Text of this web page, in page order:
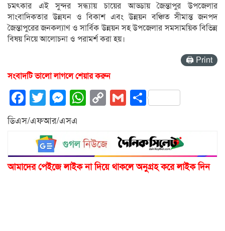
চমৎকার এই সুন্দর সন্ধ্যায় চায়ের আড্ডায় জৈন্তাপুর উপজেলার
সাংবাদিকতার উন্নযন ও বিকাশ এবং উন্নয়ন বঞ্চিত সীমান্ত জনপদ
জৈন্তাপুরের জনকল্যাণ ও সার্বিক উন্নয়ন সহ উপজেলার সমসাময়িক বিভিন্ন
বিষয় নিয়ে আলোচনা ও পরামর্শ করা হয়।
🖨 Print
সংবাদটি ভালো লাগলে শেয়ার করুন
Facebook
Twitter
Messenger
WhatsApp
CopyGmailShare
ডিএস/এফআর/এসএ
আমাদের পেইজে লাইক না দিয়ে থাকলে অনুগ্রহ করে লাইক দিন